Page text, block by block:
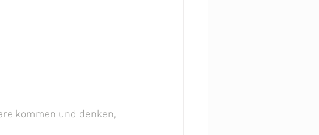
kommen und denken,